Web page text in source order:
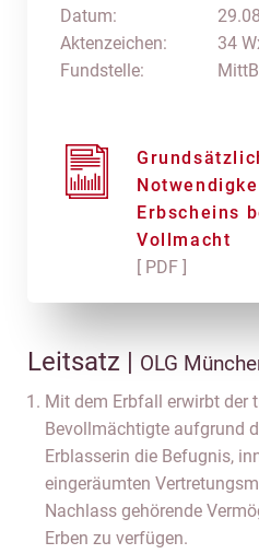
Datum:
Aktenzeichen:
Fundstelle:
34
Erbscheins
Vollmacht
[ PDF ]
Leitsatz | OLG
Mit dem Erbfall erwirbt der
Bevollmächtigte aufgrund
Erblasserin die Befugnis,
eingeräumten
Nachlass gehörende
Erben zu verfügen.